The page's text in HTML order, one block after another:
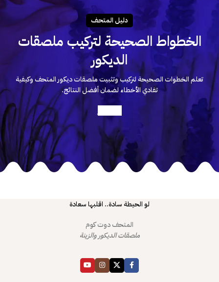
دليـل المتحـف
الخطواط الصحيحة لتركيب ملصقات
الديكور
تعلم الخطوات الصحيحة لتركيب وتثبيت ملصقات ديكور المتحف وكيفية
تفادي الأخطاء لضمان أفضل النتائج.
لو الحيطة سادة.. اقلبها سعادة
المتحف دوت كوم
ملصقات الديكور والزينة